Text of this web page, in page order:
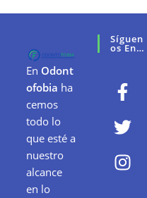
En Odont
ofobia ha
cemos
todo lo
que esté a
nuestro
alcance
en lo
Síguen
Os En…